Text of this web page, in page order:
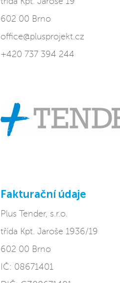
602 00 Brno
office@plusprojekt.cz
+420 737 394 244
Fakturační údaje
Plus Tender, s.r.o.
třída Kpt. Jaroše 1936/19
602 00 Brno
IČ: 08671401